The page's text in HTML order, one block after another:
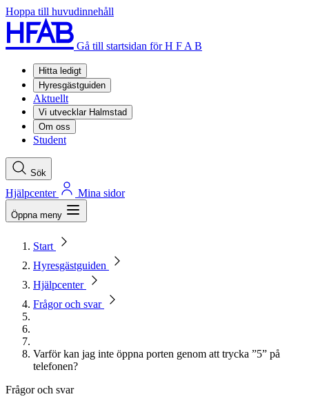
Hoppa till huvudinnehåll
Gå till startsidan för H F A B
Hitta ledigt
Hyresgästguiden
Aktuellt
Vi utvecklar Halmstad
Om oss
Student
Sök
Hjälpcenter Mina sidor
Öppna meny
Start
Hyresgästguiden
Hjälpcenter
Frågor och svar
Varför kan jag inte öppna porten genom att trycka ”5” på
telefonen?
Frågor och svar